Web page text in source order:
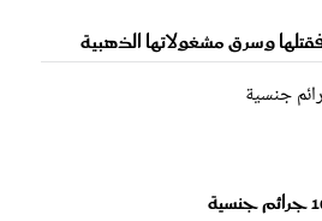
وسرق مشغولاتها الذهبية